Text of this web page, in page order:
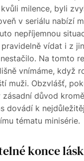
milence, byli
v seriálu nabízí
nepříjemnou
vídat i z
Na tomto
vnímáme, když
muži. Obzvlášť,
zásadní důvod
dovádí k
tématu minisérie.
konce